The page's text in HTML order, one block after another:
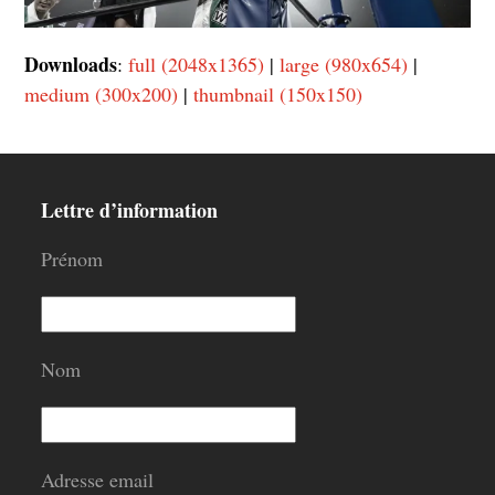
Downloads:full (2048x1365) |large (980x654) |
medium (300x200) |thumbnail (150x150)
Lettre d’information
Prénom
Nom
Adresse email